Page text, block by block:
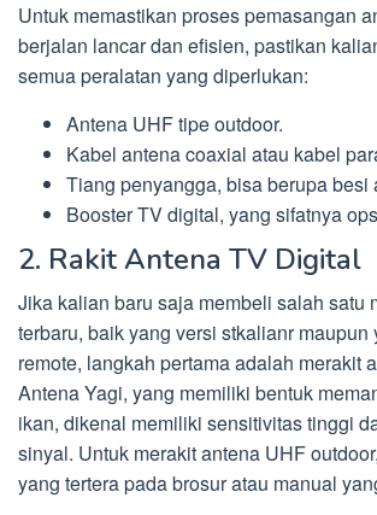
Untuk memastikan proses pemasangan
berjalan lancar dan efisien, pastikan
semua peralatan yang diperlukan:
Antena UHF tipe outdoor.
Kabel antena coaxial atau kabel
Tiang penyangga, bisa berupa besi
Booster TV digital, yang sifatnya
2. Rakit Antena TV Digital
Jika kalian baru saja membeli salah satu
terbaru, baik yang versi stkalianr
remote, langkah pertama adalah merakit
Antena Yagi, yang memiliki bentuk
ikan, dikenal memiliki sensitivitas tinggi
sinyal. Untuk merakit antena UHF
yang tertera pada brosur atau manual